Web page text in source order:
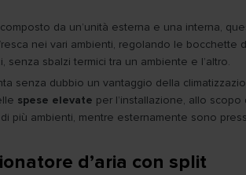
da un’unità esterna e una interna,
nei vari ambienti, regolando le
senza sbalzi termici tra un ambiente e l’altro.
senza dubbio un vantaggio della
spese elevate per l’installazione, allo
più ambienti, mentre esternamente sono
d’aria con split